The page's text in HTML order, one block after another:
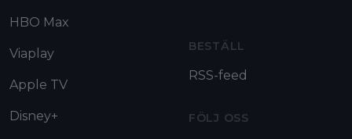
HBO Max
Viaplay
Apple TV
Disney+
BESTÄLL
RSS-feed
FÖLJ OSS